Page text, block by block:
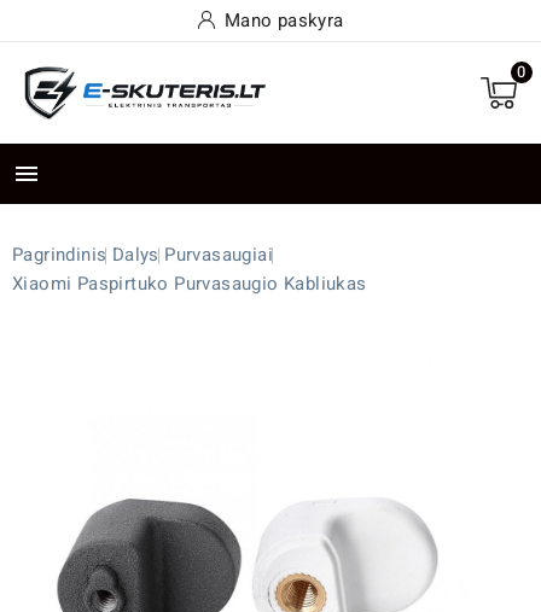
Mano paskyra
0

Pagrindinis Dalys Purvasaugiai
Xiaomi Paspirtuko Purvasaugio Kabliukas